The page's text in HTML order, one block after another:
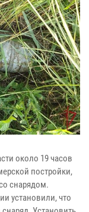
около 19 часов
постройки,
снарядом.
установили, что